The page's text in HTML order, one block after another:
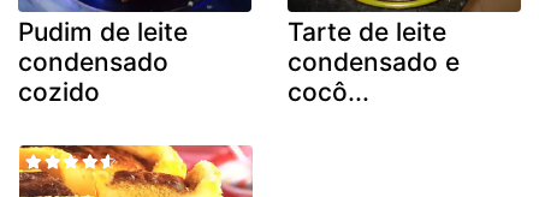
Pudim de leite
condensado
cozido
Tarte de leite
condensado e
cocô...